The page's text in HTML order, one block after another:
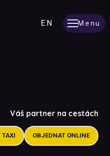
Menu
CZ
EN
Váš partner na cestách
TAXI OBJEDNAT ONLINE